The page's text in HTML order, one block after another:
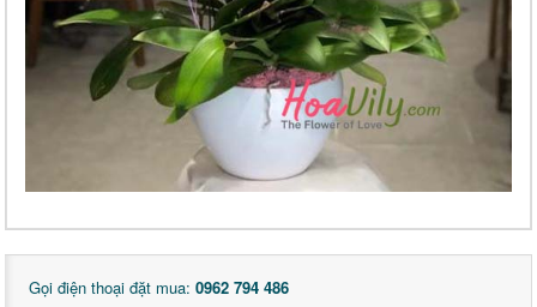
Gọi điện thoại đặt mua: 0962 794 486